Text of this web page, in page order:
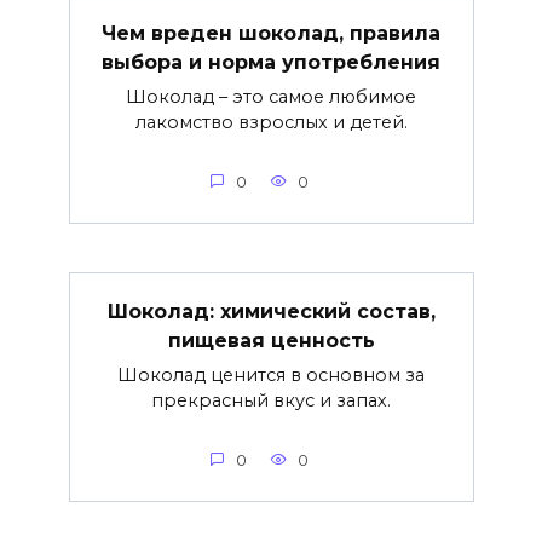
Чем вреден шоколад, правила
выбора и норма употребления
Шоколад – это самое любимое
лакомство взрослых и детей.
0 0
Шоколад: химический состав,
пищевая ценность
Шоколад ценится в основном за
прекрасный вкус и запах.
0 0